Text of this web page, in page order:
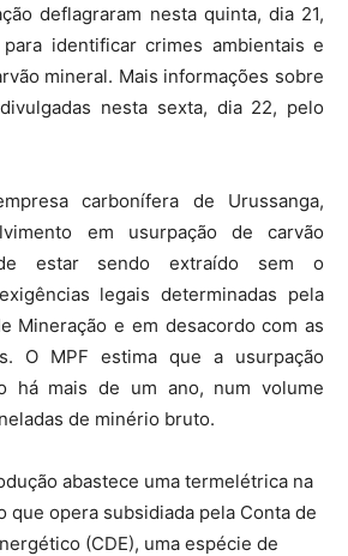
deflagraram nesta quinta, dia 21,
identificar crimes ambientais e
mineral. Mais informações sobre
nesta sexta, dia 22, pelo
carbonífera de Urussanga,
em usurpação de carvão
estar sendo extraído sem o
legais determinadas pela
Mineração e em desacordo com as
O MPF estima que a usurpação
há mais de um ano, num volume
de minério bruto.
abastece uma termelétrica na
que opera subsidiada pela Conta de
(CDE), uma espécie de